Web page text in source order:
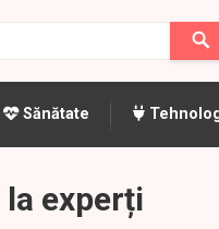
Sănătate
experți